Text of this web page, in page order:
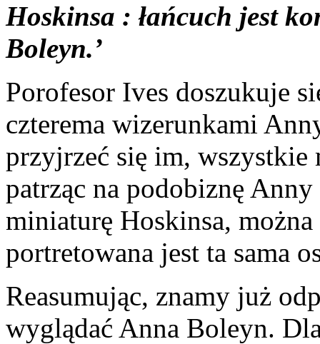
Hoskinsa : łańcuch jest
Boleyn.’
Porofesor Ives doszukuje
czterema wizerunkami
przyjrzeć się im, wszystkie
patrząc na podobiznę
miniaturę Hoskinsa,
portretowana jest ta sama
Reasumując, znamy już
wyglądać Anna Boleyn.